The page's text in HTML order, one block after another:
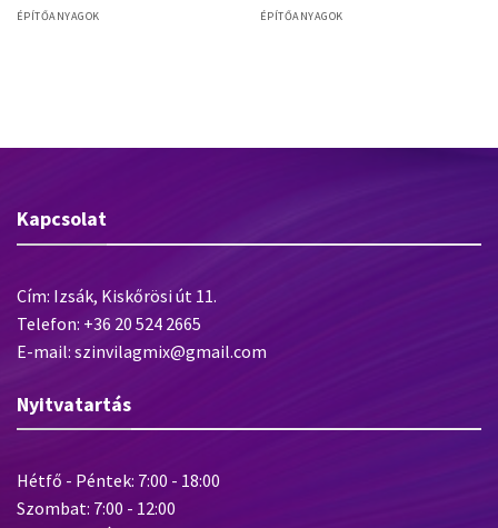
ÉPÍTŐANYAGOK ÉPÍTŐANYAGOK
Kapcsolat
Cím: Izsák, Kiskőrösi út 11.
Telefon: +36 20 524 2665
E-mail: szinvilagmix@gmail.com
Nyitvatartás
Hétfő - Péntek: 7:00 - 18:00
Szombat: 7:00 - 12:00